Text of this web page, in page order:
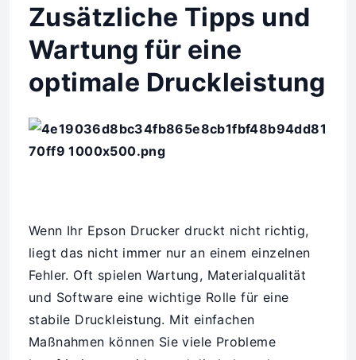
Zusätzliche Tipps und
Wartung für eine
optimale Druckleistung
Wenn Ihr Epson Drucker druckt nicht richtig,
liegt das nicht immer nur an einem einzelnen
Fehler. Oft spielen Wartung, Materialqualität
und Software eine wichtige Rolle für eine
stabile Druckleistung. Mit einfachen
Maßnahmen können Sie viele Probleme